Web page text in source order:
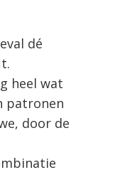
dé
heel wat
patronen
door de